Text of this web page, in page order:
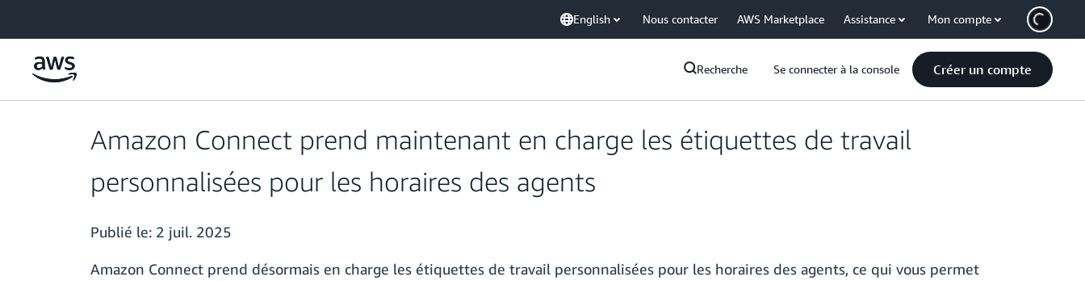
English Nous contacter AWS Marketplace Assistance Mon compte
Recherche Se connecter à la console Créer un compte
Amazon Connect prend maintenant en charge les étiquettes de travail
personnalisées pour les horaires des agents
Publié le: 2 juil. 2025
Amazon Connect prend désormais en charge les étiquettes de travail personnalisées pour les horaires des agents, ce qui vous permet